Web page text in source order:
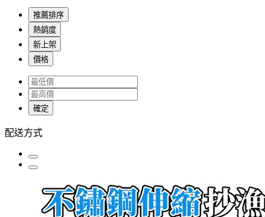
推薦排序
熱銷度
新上架
價格
確定
配送方式